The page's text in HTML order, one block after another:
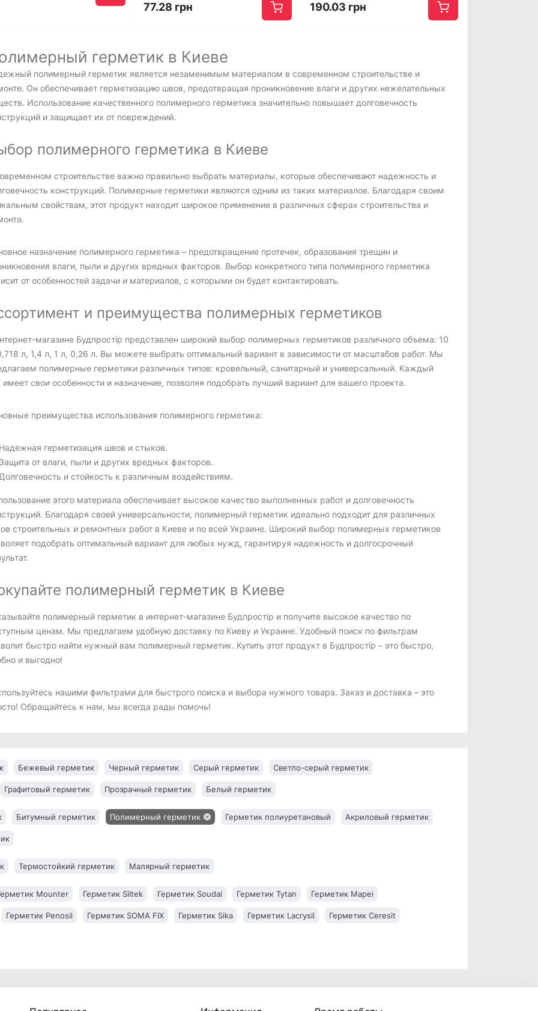
77.28 грн 190.03 грн
герметик в Киеве
полимерный герметик является незаменимым материалом в современном строительстве и
Он обеспечивает герметизацию швов, предотвращая проникновение влаги и других нежелательных
Использование качественного полимерного герметика значительно повышает долговечность
и защищает их от повреждений.
полимерного герметика в Киеве
строительстве важно правильно выбрать материалы, которые обеспечивают надежность и
конструкций. Полимерные герметики являются одним из таких материалов. Благодаря своим
свойствам, этот продукт находит широкое применение в различных сферах строительства и
назначение полимерного герметика – предотвращение протечек, образования трещин и
влаги, пыли и других вредных факторов. Выбор конкретного типа полимерного герметика
от особенностей задачи и материалов, с которыми он будет контактировать.
и преимущества полимерных герметиков
магазине Будпростір представлен широкий выбор полимерных герметиков различного объема: 10
л, 1,4 л, 1 л, 0,26 л. Вы можете выбрать оптимальный вариант в зависимости от масштабов работ. Мы
полимерные герметики различных типов: кровельный, санитарный и универсальный. Каждый
имеет свои особенности и назначение, позволяя подобрать лучший вариант для вашего проекта.
преимущества использования полимерного герметика:
Надежная герметизация швов и стыков.
Защита от влаги, пыли и других вредных факторов.
Долговечность и стойкость к различным воздействиям.
этого материала обеспечивает высокое качество выполненных работ и долговечность
Благодаря своей универсальности, полимерный герметик идеально подходит для различных
строительных и ремонтных работ в Киеве и по всей Украине. Широкий выбор полимерных герметиков
подобрать оптимальный вариант для любых нужд, гарантируя надежность и долгосрочный
полимерный герметик в Киеве
полимерный герметик в интернет-магазине Будпростір и получите высокое качество по
ценам. Мы предлагаем удобную доставку по Киеву и Украине. Удобный поиск по фильтрам
быстро найти нужный вам полимерный герметик. Купить этот продукт в Будпростір – это быстро,
и выгодно!
нашими фильтрами для быстрого поиска и выбора нужного товара. Заказ и доставка – это
Обращайтесь к нам, мы всегда рады помочь!
Бежевый герметик Черный герметик Серый герметик Светло-серый герметик
Графитовый герметик Прозрачный герметик Белый герметик
Битумный герметик Полимерный герметик Герметик полиуретановый Акриловый герметик
Термостойкий герметик Малярный герметик
Mounter Герметик Siltek Герметик Soudal Герметик Tytan Герметик Mapei
Герметик Penosil Герметик SOMA FIX Герметик Sika Герметик Lacrysil Герметик Ceresit